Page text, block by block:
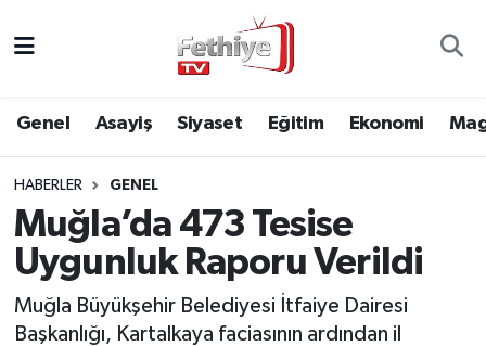
Genel Asayiş Siyaset Eğitim Ekonomi
HABERLER GENEL
Muğla’da 473 Tesise
Uygunluk Raporu Verildi
Muğla Büyükşehir Belediyesi İtfaiye Dairesi
Başkanlığı, Kartalkaya faciasının ardından il
Asayiş
Eğitim
Ekonomi
Muğla Hava Durumu
Muğla Namaz Vakitleri
Muğla Trafik Yoğunluk Haritası
Süper Lig Puan Durumu ve Fikstür